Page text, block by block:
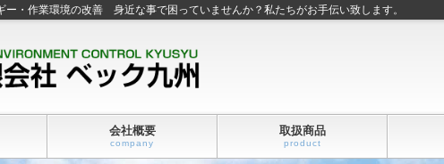
ー・作業環境の改善 身近な事で困っていませんか？私たちがお手伝い致します。
会社概要
company
取扱商品
product